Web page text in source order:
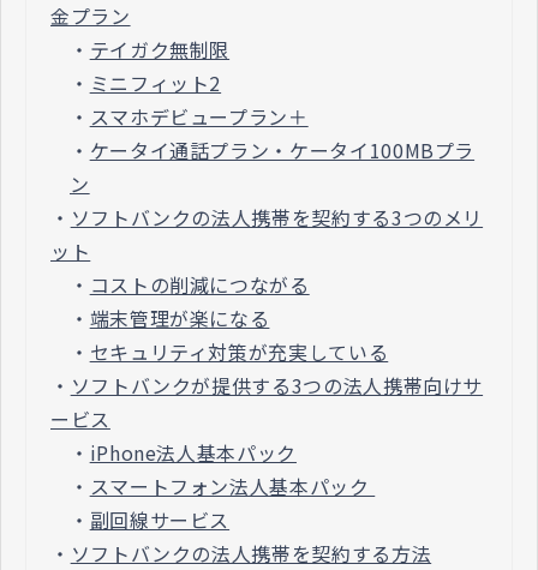
金プラン
・ テイガク無制限
・ ミニフィット2
・ スマホデビュープラン＋
・ ケータイ通話プラン・ケータイ100MBプラ
ン
・ ソフトバンクの法人携帯を契約する3つのメリ
ット
・ コストの削減につながる
・ 端末管理が楽になる
・ セキュリティ対策が充実している
・ ソフトバンクが提供する3つの法人携帯向けサ
ービス
・ iPhone法人基本パック
・ スマートフォン法人基本パック
・ 副回線サービス
・ ソフトバンクの法人携帯を契約する方法